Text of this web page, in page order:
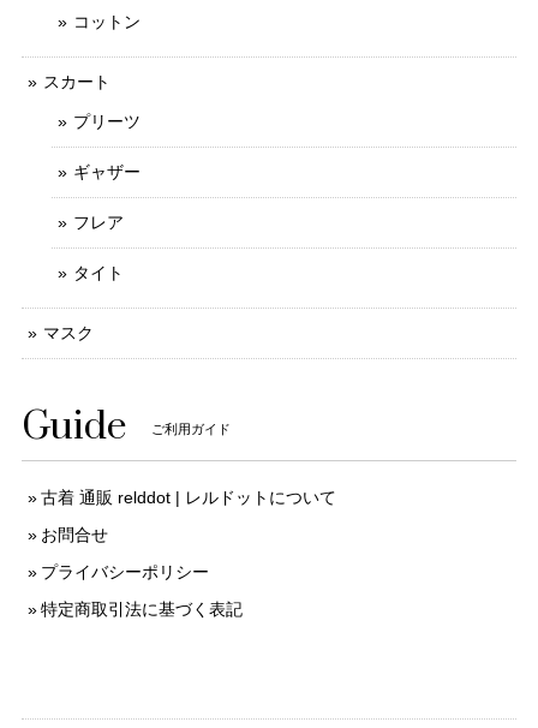
コットン
スカート
プリーツ
ギャザー
フレア
タイト
マスク
Guide ご利用ガイド
古着 通販 relddot | レルドットについて
お問合せ
プライバシーポリシー
特定商取引法に基づく表記